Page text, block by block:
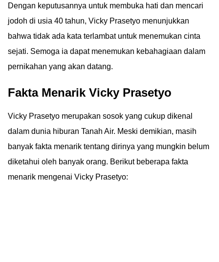
Mending cari yang
masih jomblo aja.
Dengan keputusannya untuk membuka hati dan mencari
jodoh di usia 40 tahun, Vicky Prasetyo menunjukkan
bahwa tidak ada kata terlambat untuk menemukan cinta
sejati. Semoga ia dapat menemukan kebahagiaan dalam
pernikahan yang akan datang.
Fakta Menarik Vicky Prasetyo
Vicky Prasetyo merupakan sosok yang cukup dikenal
dalam dunia hiburan Tanah Air. Meski demikian, masih
banyak fakta menarik tentang dirinya yang mungkin belum
diketahui oleh banyak orang. Berikut beberapa fakta
menarik mengenai Vicky Prasetyo: